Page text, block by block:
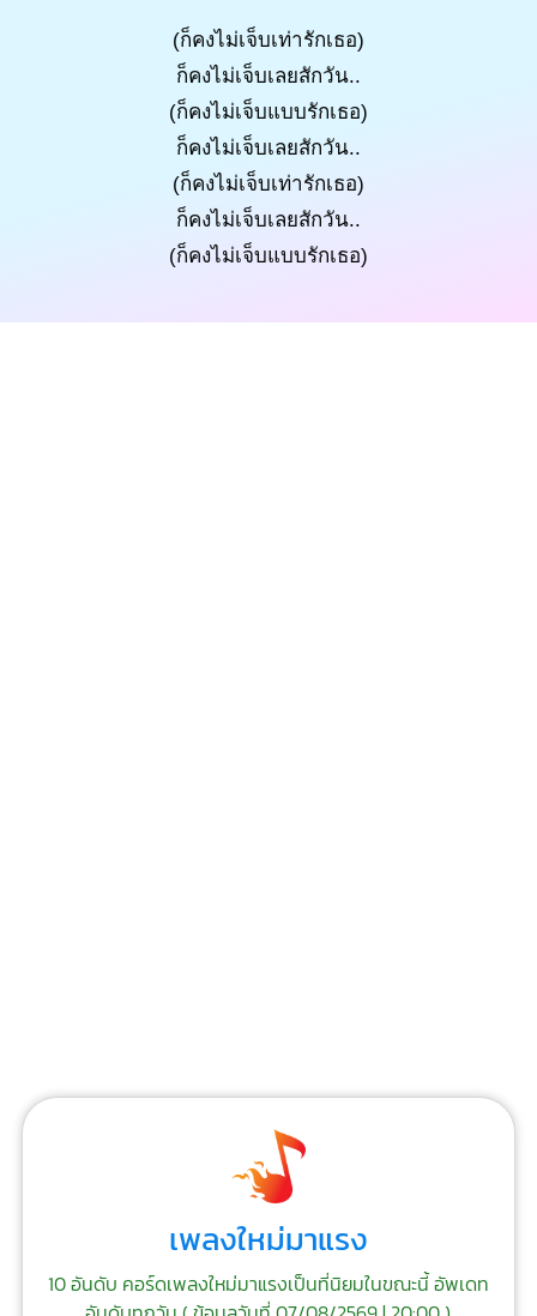
(ก็คงไม่เจ็บเท่ารักเธอ)
ก็คงไม่เจ็บเลยสักวัน..
(ก็คงไม่เจ็บแบบรักเธอ)
ก็คงไม่เจ็บเลยสักวัน..
(ก็คงไม่เจ็บเท่ารักเธอ)
ก็คงไม่เจ็บเลยสักวัน..
(ก็คงไม่เจ็บแบบรักเธอ)
เพลงใหม่มาแรง
10 อันดับ คอร์ดเพลงใหม่มาแรงเป็นที่นิยมในขณะนี้ อัพเดท